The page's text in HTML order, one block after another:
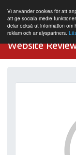
Vi använder cookies för att
att ge sociala medie
delar också ut information om
reklam och analyspartners.
Website